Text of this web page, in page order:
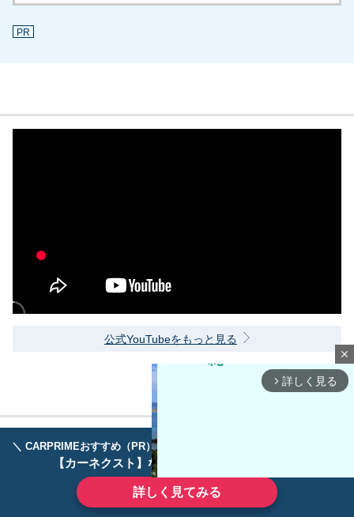
＼ CARPRIMEおすすめ（PR） ／
【カーネクスト】ならどんなクルマも高価買取
詳しく見てみる
PR
公式YouTubeをもっと見る
close
arrow_forward_ios 詳しく見る